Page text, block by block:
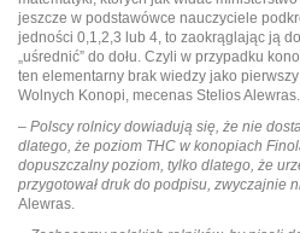
jeszcze w podstawówce nauczyciele
jedności 0,1,2,3 lub 4, to zaokrąglając ją
„uśrednić” do dołu. Czyli w przypadku
ten elementarny brak wiedzy jako
Wolnych Konopi, mecenas Stelios Alewras.
– Polscy rolnicy dowiadują się, że nie
dlatego, że poziom THC w konopiach
dopuszczalny poziom, tylko dlatego, że
przygotował druk do podpisu, zwyczajnie
Alewras.